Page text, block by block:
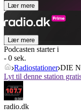
Lær mere
Lær mere
Podcasten starter i
- 0 sek.
Radiostationer DIE
Lyt til denne station
radio.dk